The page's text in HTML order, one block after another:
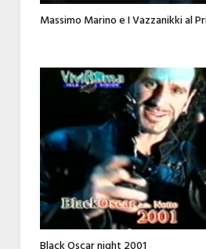
Massimo Marino e I Vazzanikki al